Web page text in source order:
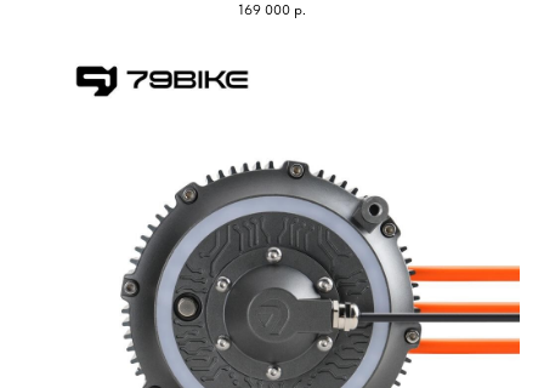
169 000 р.